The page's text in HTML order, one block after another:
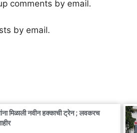
comments by email.
by email.
मिळाली नवीन हक्काची ट्रेन ; लवकरच